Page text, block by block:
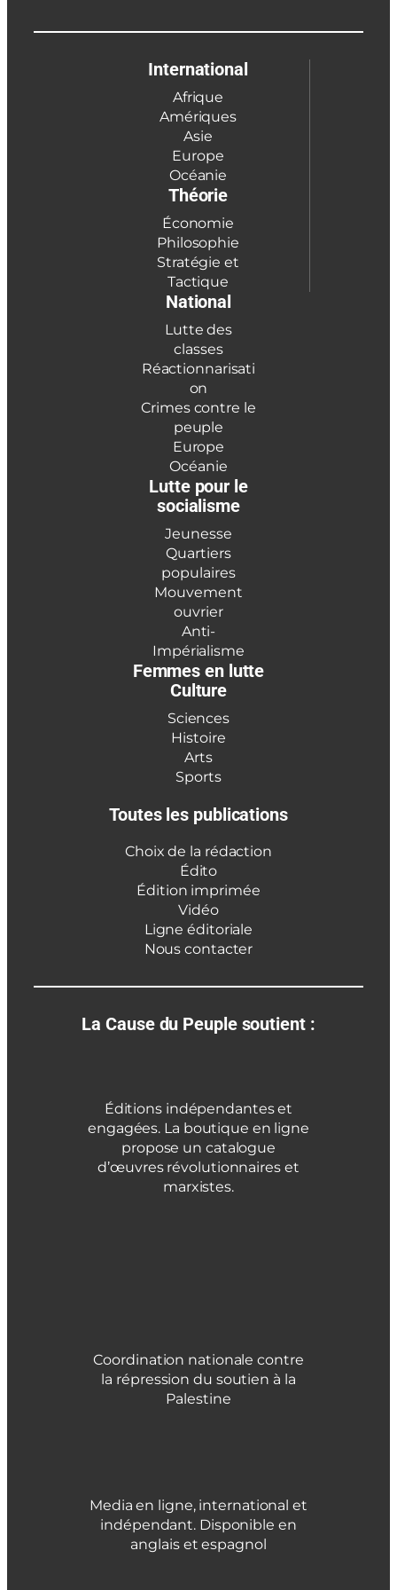
International
Afrique
Amériques
Asie
Europe
Océanie
Théorie
Économie
Philosophie
Stratégie et
Tactique
National
Lutte des
classes
Réactionnarisati
on
Crimes contre le
peuple
Europe
Océanie
Lutte pour le
socialisme
Jeunesse
Quartiers
populaires
Mouvement
ouvrier
Anti-
Impérialisme
Femmes en lutte
Culture
Sciences
Histoire
Arts
Sports
Toutes les publications
Choix de la rédaction
Édito
Édition imprimée
Vidéo
Ligne éditoriale
Nous contacter
La Cause du Peuple soutient :
Éditions indépendantes et
engagées. La boutique en ligne
propose un catalogue
d’œuvres révolutionnaires et
marxistes.
Coordination nationale contre
la répression du soutien à la
Palestine
Media en ligne, international et
indépendant. Disponible en
anglais et espagnol